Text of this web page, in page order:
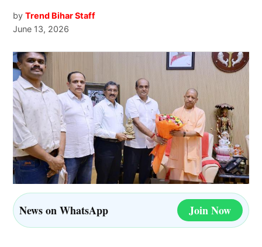
by Trend Bihar Staff
June 13, 2026
News on WhatsApp Join Now